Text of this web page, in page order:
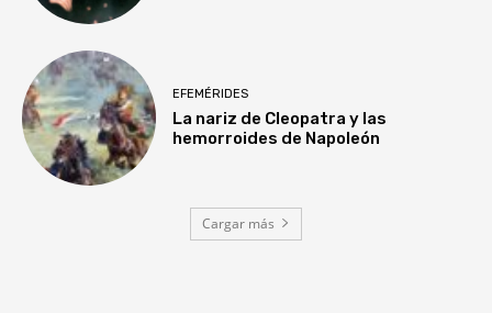
EFEMÉRIDES
La nariz de Cleopatra y las
hemorroides de Napoleón
Cargar más